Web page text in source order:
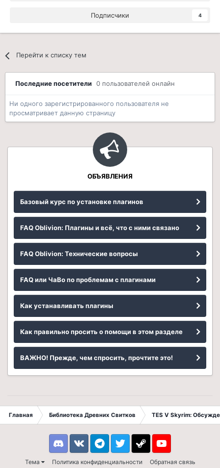
Подписчики 4
Перейти к списку тем
Последние посетители 0 пользователей онлайн
Ни одного зарегистрированного пользователя не
просматривает данную страницу
ОБЪЯВЛЕНИЯ
Базовый курс по установке плагинов
FAQ Oblivion: Плагины и всё, что с ними связано
FAQ Oblivion: Технические вопросы
FAQ или ЧаВо по проблемам с плагинами
Как устанавливать плагины
Как правильно просить о помощи в этом разделе
ВАЖНО! Прежде, чем спросить, прочтите это!
Главная Библиотека Древних Свитков TES V Skyrim:
Тема Политика конфиденциальности Обратная связь
DiscordVK TelegramTwitter Steam Youtube